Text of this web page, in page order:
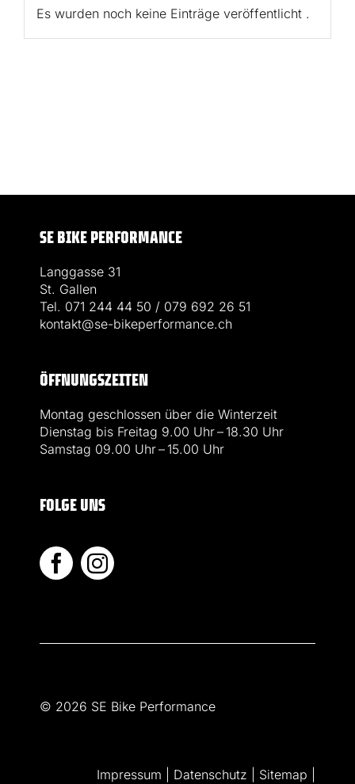
Es wurden noch keine Einträge veröffentlicht .
SE BIKE PERFORMANCE
Langgasse 31
St. Gallen
Tel. 071 244 44 50 / 079 692 26 51
kontakt@se-bikeperformance.ch
ÖFFNUNGSZEITEN
Montag geschlossen über die Winterzeit
Dienstag bis Freitag 9.00 Uhr – 18.30 Uhr
Samstag 09.00 Uhr – 15.00 Uhr
FOLGE UNS
© 2026 SE Bike Performance
Impressum Datenschutz Sitemap